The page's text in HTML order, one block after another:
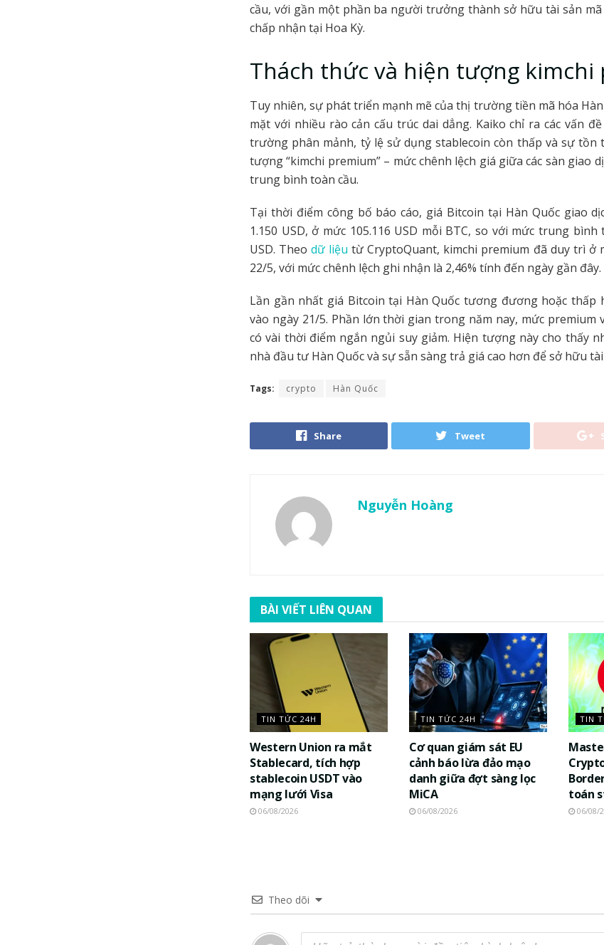
cầu, với gần một phần ba người trưởng thành sở hữu tài sản
chấp nhận tại Hoa Kỳ.
Thách thức và hiện tượng kimchi
Tuy nhiên, sự phát triển mạnh mẽ của thị trường tiền mã hóa
mặt với nhiều rào cản cấu trúc dai dẳng. Kaiko chỉ ra các vấn
trường phân mảnh, tỷ lệ sử dụng stablecoin còn thấp và sự tồn
tượng “kimchi premium” – mức chênh lệch giá giữa các sàn giao
trung bình toàn cầu.
Tại thời điểm công bố báo cáo, giá Bitcoin tại Hàn Quốc giao
1.150 USD, ở mức 105.116 USD mỗi BTC, so với mức trung bình
USD. Theodữ liệu từ CryptoQuant, kimchi premium đã duy trì ở
22/5, với mức chênh lệch ghi nhận là 2,46% tính đến ngày gần đây.
Lần gần nhất giá Bitcoin tại Hàn Quốc tương đương hoặc thấp
vào ngày 21/5. Phần lớn thời gian trong năm nay, mức premium
có vài thời điểm ngắn ngủi suy giảm. Hiện tượng này cho thấy
nhà đầu tư Hàn Quốc và sự sẵn sàng trả giá cao hơn để sở hữu
Tags: crypto Hàn Quốc
Share Tweet
Nguyễn Hoàng
BÀI VIẾT LIÊN QUAN
TIN TỨC 24H
Western Union ra mắt
Stablecard, tích hợp
stablecoin USDT vào
mạng lưới Visa
06/08/2026
TIN TỨC 24H
Cơ quan giám sát EU
cảnh báo lừa đảo mạo
danh giữa đợt sàng lọc
MiCA
06/08/2026
TIN
toán
06/08/
Theo dõi